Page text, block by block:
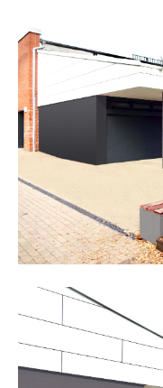
+44 1234 567
drop us a line
about us
lorem ipsum dolor
adipiscing elit.
aenean commodo
montes, nascetur
ultricies nec.